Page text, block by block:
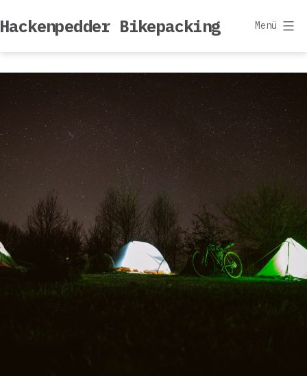
Inhalt
Hackenpedder Bikepacking Menü